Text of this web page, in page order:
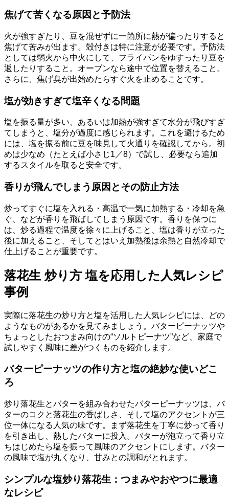
焦げて苦くなる原因と予防法
火が強すぎたり、豆を混ぜずに一箇所に熱が偏ったりすると
焦げて苦みが出ます。殻付きは特に注意が必要です。予防法
としては弱火から中火にして、フライパンをゆすったり豆を
返したりすること。オーブンなら途中で位置を替えること。
さらに、焦げ臭が出始めたらすぐ火を止めることです。
塩が効きすぎて塩辛くなる問題
塩を振る量が多い、あるいは加熱が強すぎて水分が飛びすぎ
てしまうと、塩分が過度に感じられます。これを避けるため
には、塩を振る前に豆を味見して火通りを確認してから。初
めは少なめ（たとえば小さじ1／8）で試し、必要なら追加
するスタイルを取ると安全です。
香りが飛んでしまう原因とその防止方法
炒ってすぐに塩を入れる・高温で一気に加熱する・冷却を急
ぐ、などが香りを飛ばしてしまう原因です。香りを保つに
は、炒る過程で温度を徐々に上げること、塩は香りが立った
後に加えること、そしてとはいえ加熱後は余熱と自然冷却で
仕上げることが重要です。
落花生 炒り方 塩を応用した人気レシピ
事例
実際に落花生の炒り方と塩を活用した人気レシピには、どの
ようなものがあるかを見てみましょう。バターピーナッツや
ちょっとしたおつまみ向けの“ソルトピーナツ”など、家庭で
試しやすく風味に差がつくものを紹介します。
バターピーナッツの作り方と塩の絶妙な使いどこ
ろ
炒り落花生とバターを組み合わせたバターピーナッツは、バ
ターのコクと落花生の香ばしさ、そして塩のアクセントが三
位一体になる人気の味です。まず落花生を丁寧に炒って香り
を引き出し、熱したバターに投入。バターが泡立って香り立
ちはじめたら塩を振って風味のアクセントにします。バター
の風味で塩が丸くなり、甘みとの調和がとれます。
シンプルな塩炒り落花生：つまみやおやつに最適
なレシピ